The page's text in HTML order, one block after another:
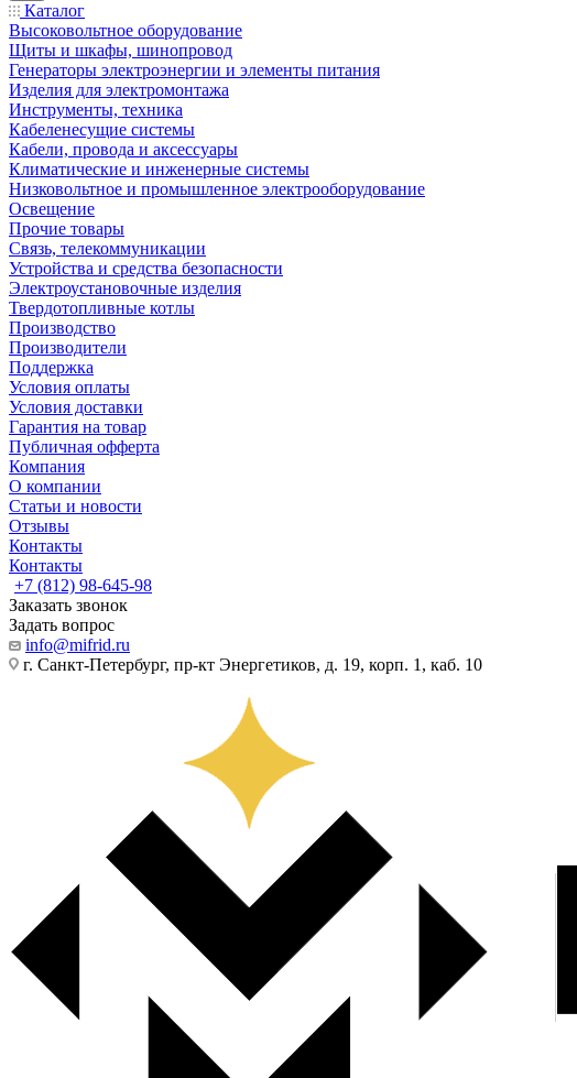
Каталог
Высоковольтное оборудование
Щиты и шкафы, шинопровод
Генераторы электроэнергии и элементы питания
Изделия для электромонтажа
Инструменты, техника
Кабеленесущие системы
Кабели, провода и аксессуары
Климатические и инженерные системы
Низковольтное и промышленное электрооборудование
Освещение
Прочие товары
Связь, телекоммуникации
Устройства и средства безопасности
Электроустановочные изделия
Твердотопливные котлы
Производство
Производители
Поддержка
Условия оплаты
Условия доставки
Гарантия на товар
Публичная офферта
Компания
О компании
Статьи и новости
Отзывы
Контакты
Контакты
+7 (812) 98-645-98
Заказать звонок
Задать вопрос
info@mifrid.ru
г. Санкт-Петербург, пр-кт Энергетиков, д. 19, корп. 1, каб. 10